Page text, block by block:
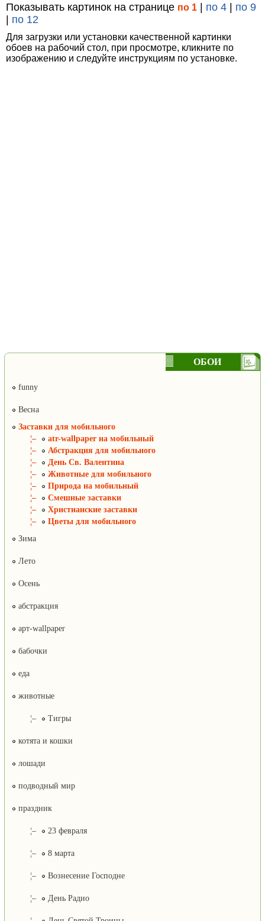
Показывать картинок на странице по 1 | по 4 | по 9
| по 12
Для загрузки или установки качественной картинки
обоев на рабочий стол, при просмотре, кликните по
изображению и следуйте инструкциям по установке.
ОБОИ
funny
Весна
Заставки для мобильного
¦–
atr-wallpaper на мобильный
¦–
Абстракция для мобильного
¦–
День Св. Валентина
¦–
Животные для мобильного
¦–
Природа на мобильный
¦–
Смешные заставки
¦–
Христианские заставки
¦–
Цветы для мобильного
Зима
Лето
Осень
абстракция
арт-wallpaper
бабочки
еда
животные
¦– Тигры
котята и кошки
лошади
подводный мир
праздник
¦– 23 февраля
¦– 8 марта
¦– Вознесение Господне
¦– День Радио